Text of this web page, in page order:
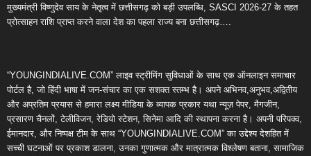
मुख्यमंत्री विष्णुदेव साय के नेतृत्व में छत्तीसगढ़ को बड़ी उपलब्धि, SASCI 2026-27 के तहत
प्रोत्साहन राशि प्राप्त करने वाला देश का पहला राज्य बना छत्तीसगढ़….
“YOUNGINDIALIVE.COM” लाइव स्ट्रीमिंग सुविधाओं के साथ एक ऑनलाइन समाचार
पोर्टल है, जो हिंदी भाषा में जन-संचार का एक सशक्त स्तम्भ है। अपने अभिनव,अनुभव,अद्वितीय
और अप्रतिम प्रयास से हमारा लक्ष्य मीडिया के व्यापक प्रकार यथा न्यूज़ पेपर, मैगजीन,
प्रसारण चैनलों, टेलीविजन, रेडियो स्टेशन, सिनेमा आदि की स्थापना करना है। अपनी परिपक्व,
ईमानदार, और निष्पक्ष टीम के साथ “YOUNGINDIALIVE.COM” का उद्देश्य देशहित में
सच्ची घटनाओं पर प्रकाश डालना, उनका गुणात्मक और मात्रात्मक विश्लेषण बताना, सामाजिक